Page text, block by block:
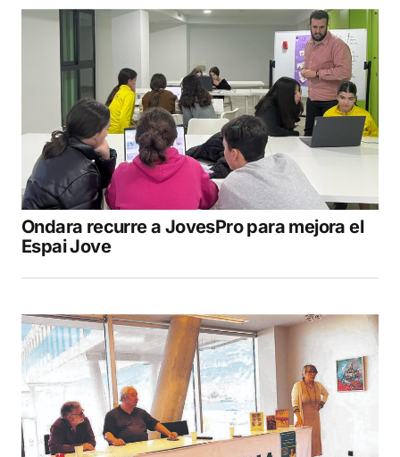
Ondara recurre a JovesPro para mejora el
Espai Jove